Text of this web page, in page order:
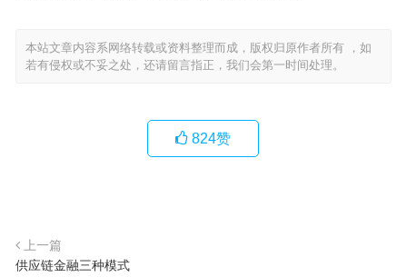
本站文章内容系网络转载或资料整理而成，版权归原作者所有 ，如
若有侵权或不妥之处，还请留言指正，我们会第一时间处理。
824赞
上一篇
供应链金融三种模式